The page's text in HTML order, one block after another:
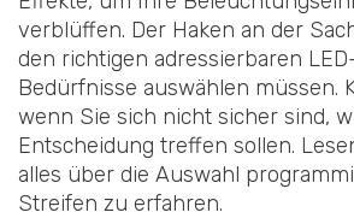
verblüffen. Der Haken an der
den richtigen adressierbaren
Bedürfnisse auswählen müssen.
wenn Sie sich nicht sicher sind,
Entscheidung treffen sollen.
alles über die Auswahl
Streifen zu erfahren.